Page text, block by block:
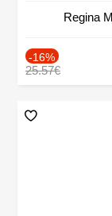
Regina
-16%
25.57€